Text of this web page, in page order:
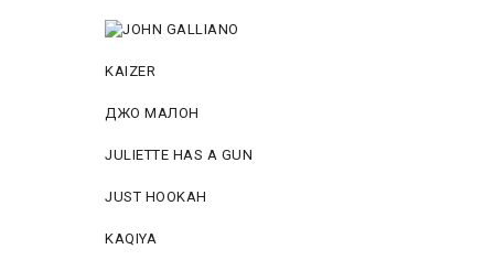
KAIZER
ДЖО МАЛОН
JULIETTE HAS A GUN
JUST HOOKAH
KAQIYA